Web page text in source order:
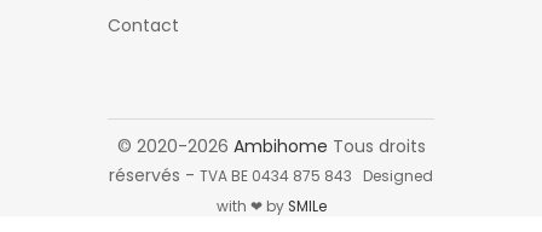
Contact
© 2020-2026 Ambihome Tous droits
réservés - TVA BE 0434 875 843 Designed
with ❤ by SMILe